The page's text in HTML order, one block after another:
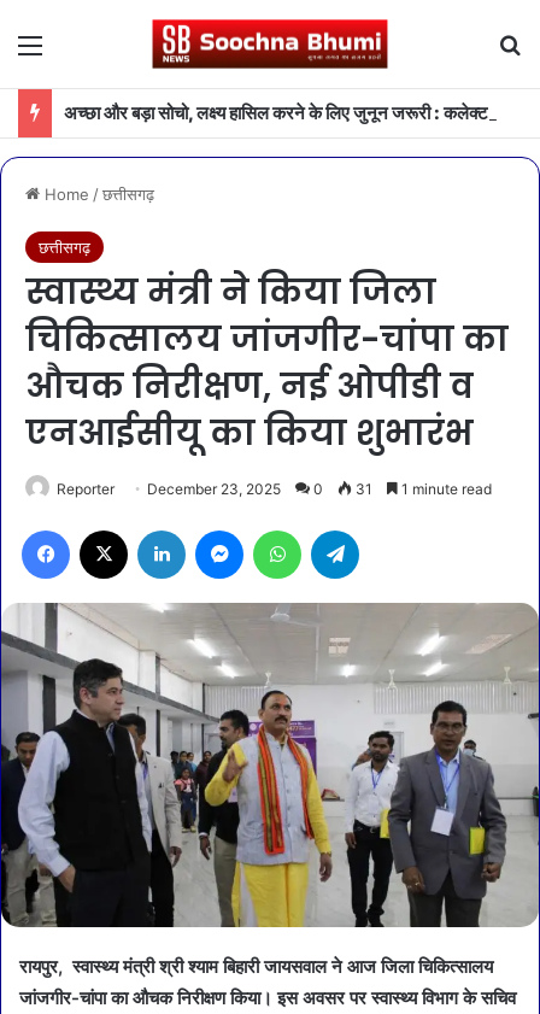
Menu
अच्छा और बड़ा सोचो, लक्ष्य हासिल करने के लिए जुनून जरूरी : कलेक्टर
Home /छत्तीसगढ़
छत्तीसगढ़
स्वास्थ्य मंत्री ने किया जिला
चिकित्सालय जांजगीर-चांपा का
औचक निरीक्षण, नई ओपीडी व
एनआईसीयू का किया शुभारंभ
Reporter December 23, 2025 0 31 1 minute read
Facebook LinkedIn MessengerWhatsApp
रायपुर, स्वास्थ्य मंत्री श्री श्याम बिहारी जायसवाल ने आज जिला चिकित्सालय
जांजगीर-चांपा का औचक निरीक्षण किया। इस अवसर पर स्वास्थ्य विभाग के सचिव